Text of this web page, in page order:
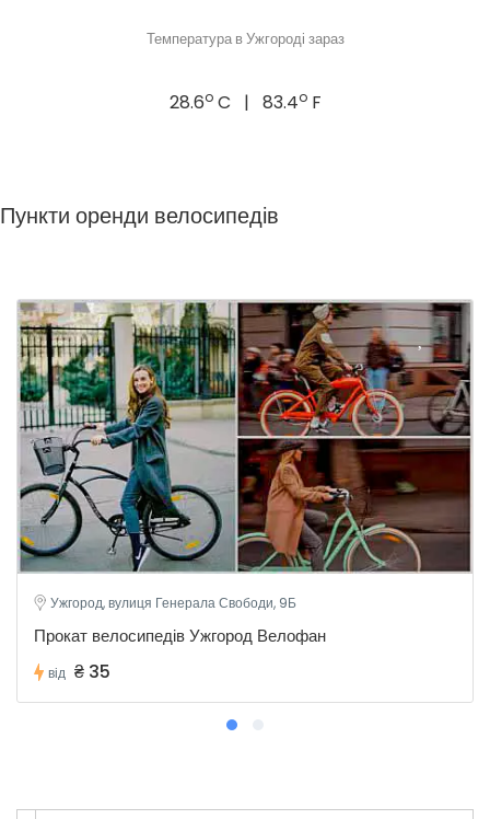
Температура в Ужгороді зараз
28.6oC | 83.4oF
Пункти оренди велосипедів
Ужгород, вулиця Генерала Свободи, 9Б
Прокат велосипедів Ужгород Велофан
від ₴ 35